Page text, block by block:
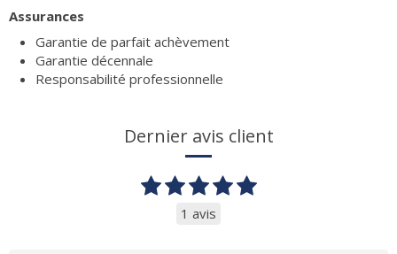
Assurances
Garantie de parfait achèvement
Garantie décennale
Responsabilité professionnelle
Dernier avis client
1 avis